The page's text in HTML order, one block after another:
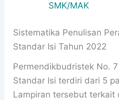
SMK/MAK
Sistematika Penulisan
Standar Isi Tahun 2022
Permendikbudristek No.
Standar Isi terdiri dari 5
Lampiran tersebut terkait